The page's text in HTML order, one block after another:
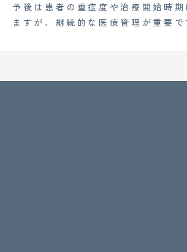
予後は患者の重症度や治療開始時期
ますが、継続的な医療管理が重要で